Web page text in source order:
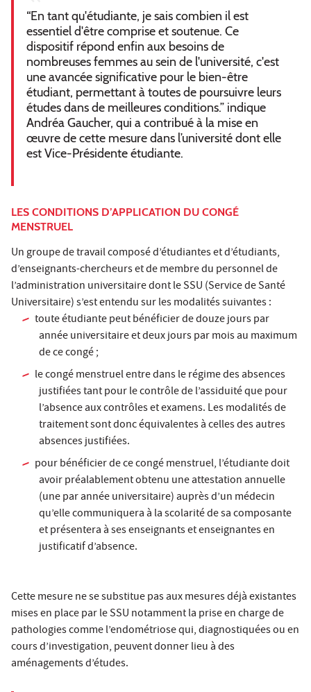
“En tant qu'étudiante, je sais combien il est
essentiel d'être comprise et soutenue. Ce
dispositif répond enfin aux besoins de
nombreuses femmes au sein de l'université, c'est
une avancée significative pour le bien-être
étudiant, permettant à toutes de poursuivre leurs
études dans de meilleures conditions.” indique
Andréa Gaucher, qui a contribué à la mise en
œuvre de cette mesure dans l’université dont elle
est Vice-Présidente étudiante.
LES CONDITIONS D’APPLICATION DU CONGÉ
MENSTRUEL
Un groupe de travail composé d’étudiantes et d’étudiants,
d’enseignants-chercheurs et de membre du personnel de
l’administration universitaire dont le SSU (Service de Santé
Universitaire) s’est entendu sur les modalités suivantes :
toute étudiante peut bénéficier de douze jours par
année universitaire et deux jours par mois au maximum
de ce congé ;
le congé menstruel entre dans le régime des absences
justifiées tant pour le contrôle de l’assiduité que pour
l’absence aux contrôles et examens. Les modalités de
traitement sont donc équivalentes à celles des autres
absences justifiées.
pour bénéficier de ce congé menstruel, l’étudiante doit
avoir préalablement obtenu une attestation annuelle
(une par année universitaire) auprès d’un médecin
qu’elle communiquera à la scolarité de sa composante
et présentera à ses enseignants et enseignantes en
justificatif d’absence.
Cette mesure ne se substitue pas aux mesures déjà existantes
mises en place par le SSU notamment la prise en charge de
pathologies comme l’endométriose qui, diagnostiquées ou en
cours d’investigation, peuvent donner lieu à des
aménagements d’études.